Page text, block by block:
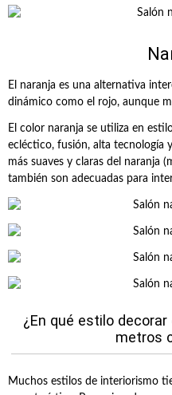
El naranja es una alternativa
dinámico como el rojo, aunque
El color naranja se utiliza en
ecléctico, fusión, alta tecnología
más suaves y claras del naranja
también son adecuadas para
¿En qué estilo
metros
Muchos estilos de interiorismo